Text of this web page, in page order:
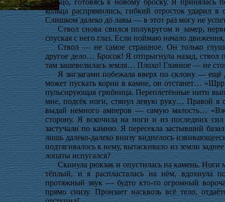
кольцо, готовясь к новому броску. Я принялась
кольца распрямились, гибкий отросток ударил
Слишком далеко до лавы — в этот раз могу не
Ствол снова свился полукругом и замер,
спуская с него глаз. Если поймаю начало
Ствол — не самое страшное. Он только
другое дело… Бросок! Я отпрыгнула назад, ствол
там зашевелилась земля… Плохо! Главное — не
Я зигзагами побежала вверх по склону — ещё
может пускать корни в камне, он отстанет…
пульсирующая грибница. Переплетённые нити
мне, подсёк ноги, стянул левую руку… Правой я
выдай немного амперов — самую малость…
сторону. Я вскочила на ноги и из последних
застучали по камню. Я пересекла застывший
лишь далеко-далеко внизу виднелось
подтягивалось к нему, вытаскивало из земли
лопаты испугался?
Скинула рюкзак и опустилась на камень.
тёплый, и я распласталась на нём, вдохнула
протяжный звук — будто кто-то огромный
прямо снизу. Пронзает насквозь всё тело,